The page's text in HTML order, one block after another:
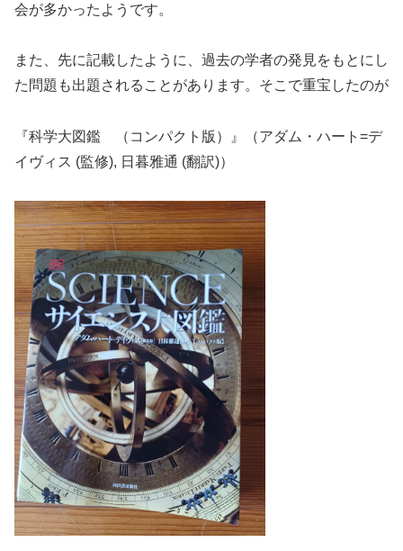
会が多かったようです。
また、先に記載したように、過去の学者の発見をもとにし
た問題も出題されることがあります。そこで重宝したのが
『科学大図鑑 （コンパクト版）』（アダム・ハート=デ
イヴィス (監修), 日暮雅通 (翻訳)）